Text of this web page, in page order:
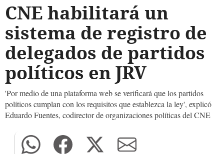
CNE habilitará un
sistema de registro de
delegados de partidos
políticos en JRV
'Por medio de una plataforma web se verificará que los partidos
políticos cumplan con los requisitos que establezca la ley', explicó
Eduardo Fuentes, codirector de organizaciones políticas del CNE